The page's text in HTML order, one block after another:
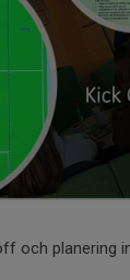
och planering